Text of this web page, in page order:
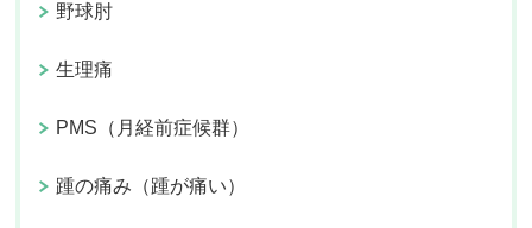
野球肘
生理痛
PMS（月経前症候群）
踵の痛み（踵が痛い）